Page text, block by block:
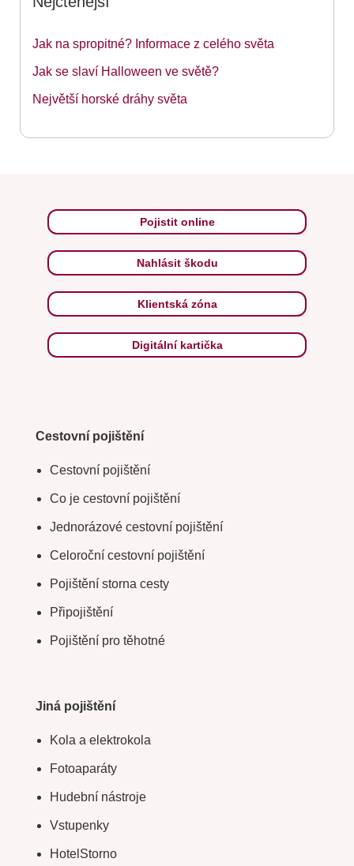
Jak na spropitné? Informace z celého světa
Jak se slaví Halloween ve světě?
Největší horské dráhy světa
Pojistit online
Nahlásit škodu
Klientská zóna
Digitální kartička
Cestovní pojištění
Cestovní pojištění
Co je cestovní pojištění
Jednorázové cestovní pojištění
Celoroční cestovní pojištění
Pojištění storna cesty
Připojištění
Pojištění pro těhotné
Jiná pojištění
Kola a elektrokola
Fotoaparáty
Hudební nástroje
Vstupenky
HotelStorno